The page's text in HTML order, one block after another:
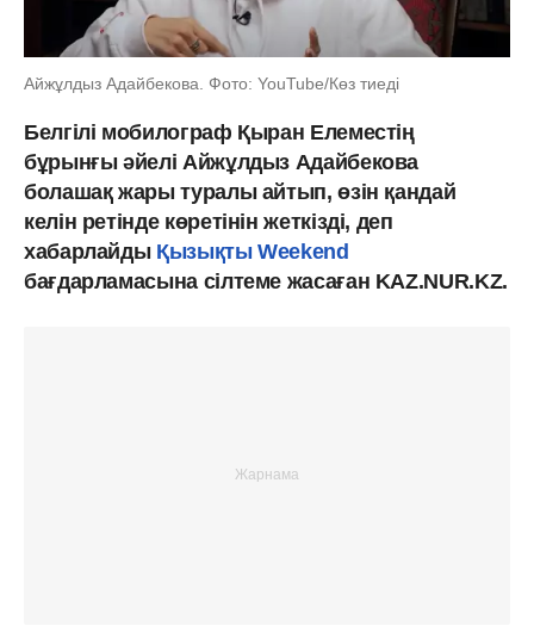
Айжұлдыз Адайбекова. Фото: YouTube/Көз тиеді
Белгілі мобилограф Қыран Елеместің
бұрынғы әйелі Айжұлдыз Адайбекова
болашақ жары туралы айтып, өзін қандай
келін ретінде көретінін жеткізді, деп
хабарлайды Қызықты Weekend
бағдарламасына сілтеме жасаған KAZ.NUR.KZ.